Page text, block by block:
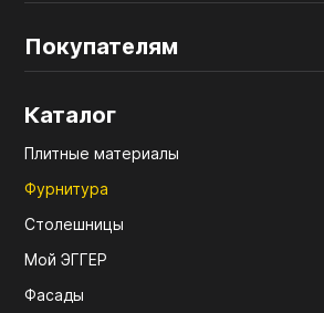
Покупателям
Каталог
Плитные материалы
Фурнитура
Столешницы
Мой ЭГГЕР
Фасады